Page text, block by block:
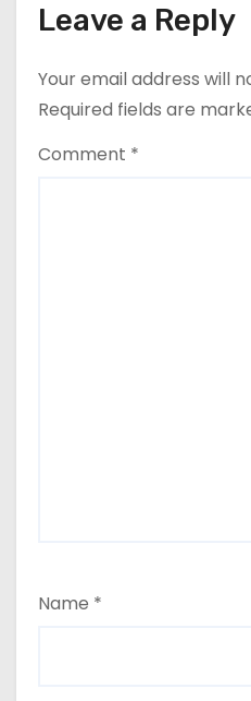
Leave a Reply
Your email address will
Required fields are
Comment *
Name *